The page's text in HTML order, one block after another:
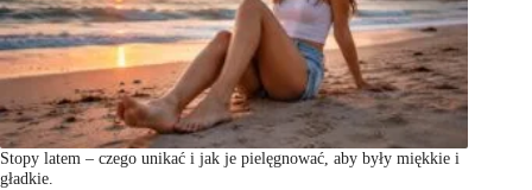
Stopy latem – czego unikać i jak je pielęgnować, aby były miękkie i
gładkie.